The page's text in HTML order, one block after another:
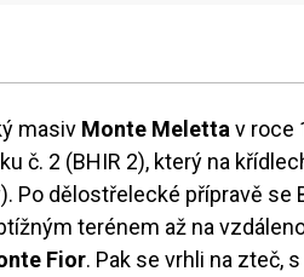
masiv Monte Meletta v roce
č. 2 (BHIR 2), který na
Po dělostřelecké přípravě se
terénem až na
Fior. Pak se vrhli na zteč,